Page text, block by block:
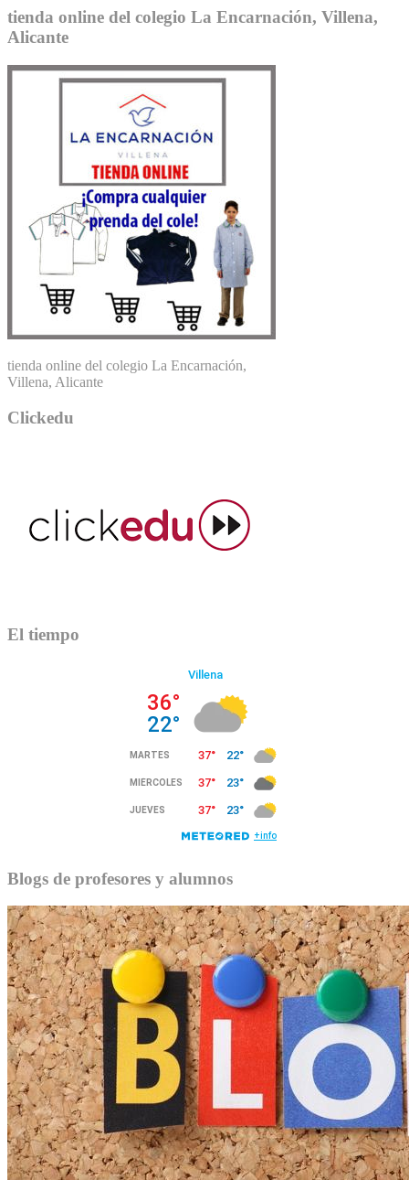
tienda online del colegio La Encarnación, Villena,
Alicante
tienda online del colegio La Encarnación,
Villena, Alicante
Clickedu
El tiempo
Blogs de profesores y alumnos